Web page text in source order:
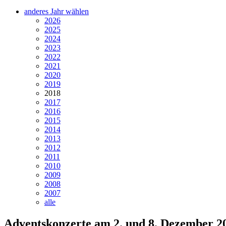
anderes Jahr wählen
2026
2025
2024
2023
2022
2021
2020
2019
2018
2017
2016
2015
2014
2013
2012
2011
2010
2009
2008
2007
alle
Adventskonzerte am 2. und 8. Dezember